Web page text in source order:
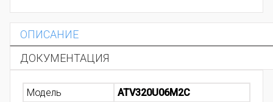
ОПИСАНИЕ
ДОКУМЕНТАЦИЯ
Модель
ATV320U06M2C